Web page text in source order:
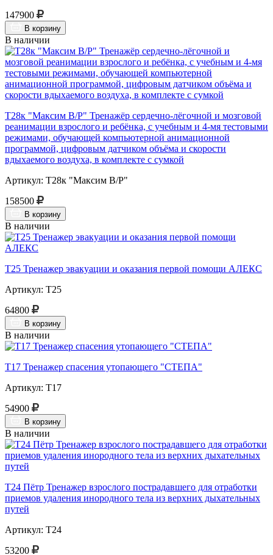
147900
В корзину
В наличии
Т28к "Максим В/Р" Тренажёр сердечно-лёгочной и мозговой
реанимации взрослого и ребёнка, с учебным и 4-мя тестовыми
режимами, обучающей компьютерной анимационной
программой, цифровым датчиком объёма и скорости
вдыхаемого воздуха, в комплекте с сумкой
Артикул: Т28к "Максим В/Р"
158500
В корзину
В наличии
Т25 Тренажер эвакуации и оказания первой помощи АЛЕКС
Артикул: Т25
64800
В корзину
В наличии
Т17 Тренажер спасения утопающего "СТЕПА"
Артикул: Т17
54900
В корзину
В наличии
Т24 Пётр Тренажер взрослого пострадавшего для отработки
приемов удаления инородного тела из верхних дыхательных
путей
Артикул: Т24
53200